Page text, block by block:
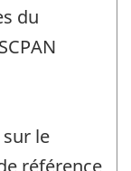
du
sur le
référence